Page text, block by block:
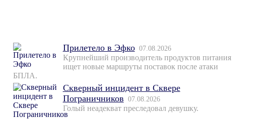
Прилетело в Эфко 07.08.2026
Крупнейший производитель продуктов питания
ищет новые маршруты поставок после атаки
БПЛА.
Скверный инцидент в Сквере
Пограничников 07.08.2026
Голый неадекват преследовал девушку.